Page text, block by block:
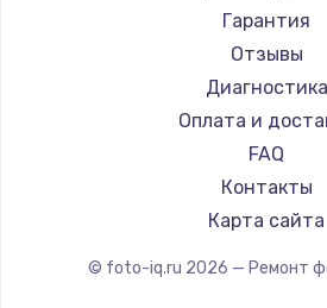
Blackmagic
Гарантия
Отзывы
Диагностика
Оплата и
FAQ
Контакты
Карта сайта
© foto-iq.ru 2026 — Ремонт